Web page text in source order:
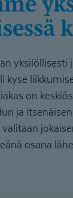
kyse
on
ja
osana